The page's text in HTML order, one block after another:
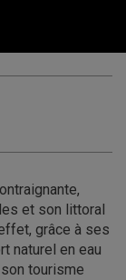
et son littoral
grâce à ses
naturel en eau
tourisme